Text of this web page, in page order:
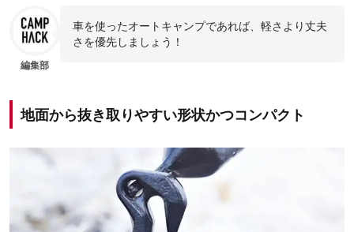
編集部
車を使ったオートキャンプであれば、軽さより丈夫
さを優先しましょう！
地面から抜き取りやすい形状かつコンパクト